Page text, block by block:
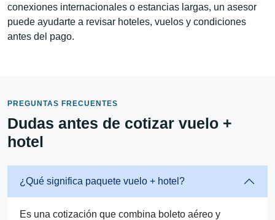
conexiones internacionales o estancias largas, un asesor
puede ayudarte a revisar hoteles, vuelos y condiciones
antes del pago.
PREGUNTAS FRECUENTES
Dudas antes de cotizar vuelo +
hotel
¿Qué significa paquete vuelo + hotel?
Es una cotización que combina boleto aéreo y